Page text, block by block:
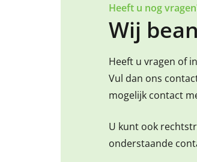
Heeft u nog
Wij
Heeft u vragen of
Vul dan ons
mogelijk contact
U kunt ook
onderstaande